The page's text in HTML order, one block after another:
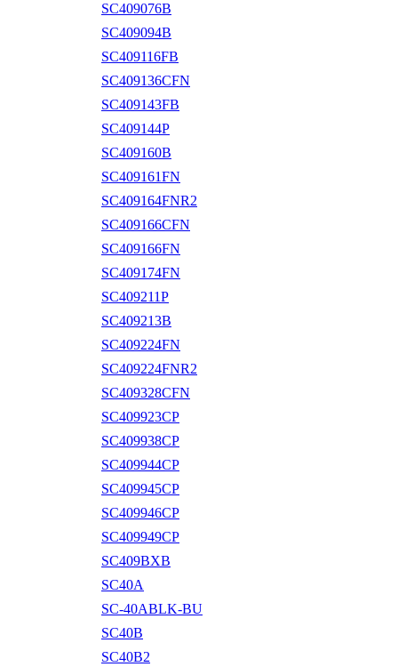
SC409076B
SC409094B
SC409116FB
SC409136CFN
SC409143FB
SC409144P
SC409160B
SC409161FN
SC409164FNR2
SC409166CFN
SC409166FN
SC409174FN
SC409211P
SC409213B
SC409224FN
SC409224FNR2
SC409328CFN
SC409923CP
SC409938CP
SC409944CP
SC409945CP
SC409946CP
SC409949CP
SC409BXB
SC40A
SC-40ABLK-BU
SC40B
SC40B2